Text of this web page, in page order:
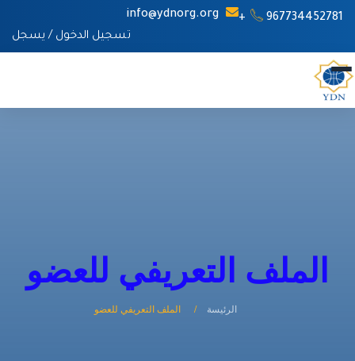
967734452781+
info@ydnorg.org
تسجيل الدخول / يسجل
الملف التعريفي للعضو
الرئيسة الملف التعريفي للعضو